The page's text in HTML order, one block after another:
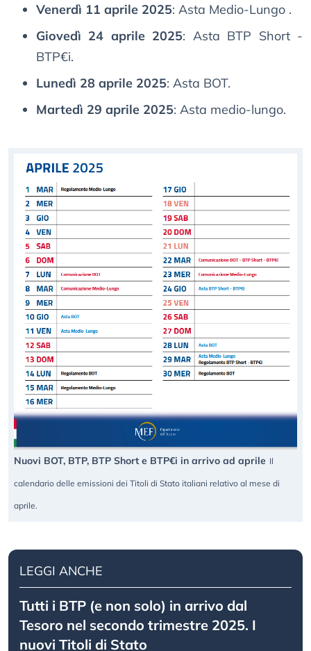
Venerdì 11 aprile 2025: Asta Medio-Lungo .
Giovedì 24 aprile 2025: Asta BTP Short -
BTP€i.
Lunedì 28 aprile 2025: Asta BOT.
Martedì 29 aprile 2025: Asta medio-lungo.
Nuovi BOT, BTP, BTP Short e BTP€i in arrivo ad aprile Il
calendario delle emissioni dei Titoli di Stato italiani relativo al mese di
aprile.
LEGGI ANCHE
Tutti i BTP (e non solo) in arrivo dal
Tesoro nel secondo trimestre 2025. I
nuovi Titoli di Stato